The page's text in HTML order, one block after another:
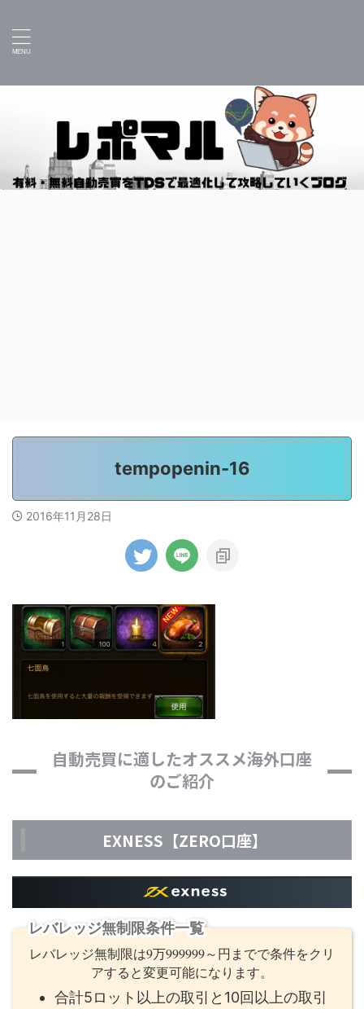
tempopenin-16
2016年11月28日
自動売買に適したオススメ海外口座
のご紹介
EXNESS【ZERO口座】
レバレッジ無制限条件一覧
レバレッジ無制限は9万999999～円までで条件をクリ
アすると変更可能になります。
合計5ロット以上の取引と10回以上の取引